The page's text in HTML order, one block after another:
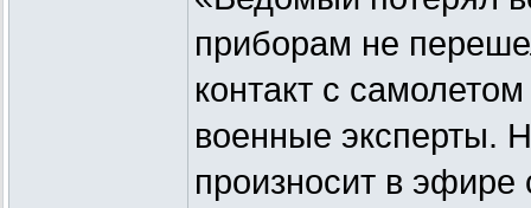
приборам не
контакт с
военные эксперты.
произносит в